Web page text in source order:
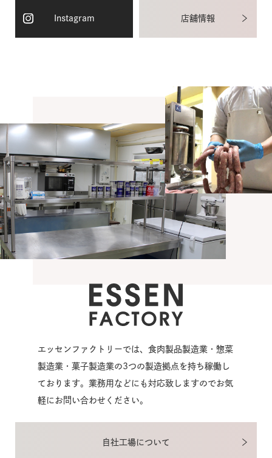
Instagram 店舗情報
エッセンファクトリーでは、食肉製品製造業・惣菜
製造業・菓子製造業の3つの製造拠点を持ち稼働し
ております。業務用などにも対応致しますのでお気
軽にお問い合わせください。
自社工場について